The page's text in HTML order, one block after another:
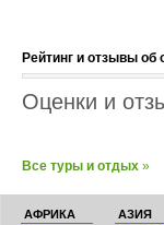
Рейтинг и отзывы об
Оценки и
Все туры и отдых »
АФРИКА
АЗИЯ